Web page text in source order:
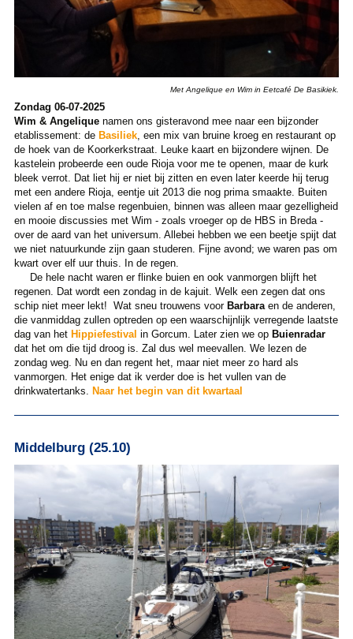
Met Angelique en Wim in Eetcafé De Basikiek.
Zondag 06-07-2025
Wim & Angeliquenamen ons gisteravond mee naar een bijzonder
etablissement: de Basiliek, een mix van bruine kroeg en restaurant op
de hoek van de Koorkerkstraat. Leuke kaart en bijzondere wijnen. De
kastelein probeerde een oude Rioja voor me te openen, maar de kurk
bleek verrot. Dat liet hij er niet bij zitten en even later keerde hij terug
met een andere Rioja, eentje uit 2013 die nog prima smaakte. Buiten
vielen af en toe malse regenbuien, binnen was alleen maar gezelligheid
en mooie discussies met Wim - zoals vroeger op de HBS in Breda -
over de aard van het universum. Allebei hebben we een beetje spijt dat
we niet natuurkunde zijn gaan studeren. Fijne avond; we waren pas om
kwart over elf uur thuis. In de regen.
De hele nacht waren er flinke buien en ook vanmorgen blijft het
regenen. Dat wordt een zondag in de kajuit. Welk een zegen dat ons
schip niet meer lekt! Wat sneu trouwens voor Barbaraen de anderen,
die vanmiddag zullen optreden op een waarschijnlijk verregende laatste
dag van het Hippiefestival in Gorcum. Later zien we op Buienradar
dat het om die tijd droog is. Zal dus wel meevallen. We lezen de
zondag weg. Nu en dan regent het, maar niet meer zo hard als
vanmorgen. Het enige dat ik verder doe is het vullen van de
drinkwatertanks. Naar het begin van dit kwartaal
Middelburg (25.10)